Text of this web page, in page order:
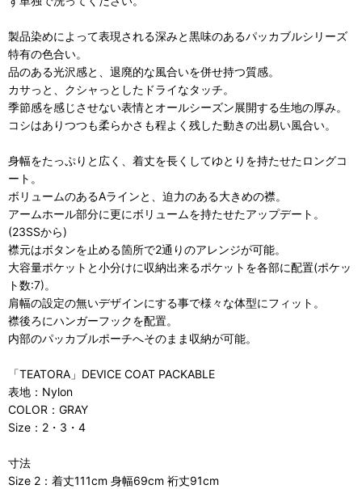
製品染めによって表現される深みと黒味のあるパッカブルシリーズ
特有の色合い。
品のある光沢感と、退廃的な風合いを併せ持つ質感。
カサっと、クシャっとしたドライなタッチ。
季節感を感じさせない表情とオールシーズン展開する生地の厚み。
コシはありつつも柔らかさも程よく残した動きの出易い風合い。
身幅をたっぷりと広く、着丈を長くしてゆとりを持たせたロングコ
ート。
ボリュームのあるAラインと、迫力のある大きめの襟。
アームホール部分に更にボリュームを持たせたアップデート。
(23SSから)
襟元はボタンを止める箇所で2通りのアレンジが可能。
大容量ポケットと小分けに収納出来るポケットを各部に配置(ポケッ
ト数:7)。
肩幅の設定の無いデザインにする事で様々な体型にフィット。
襟後ろにハンガーフックを配置。
内部のパッカブルポーチへそのまま収納が可能。
「TEATORA」DEVICE COAT PACKABLE
表地：Nylon
COLOR：GRAY
Size：2・3・4
寸法
Size 2：着丈111cm 身幅69cm 裄丈91cm